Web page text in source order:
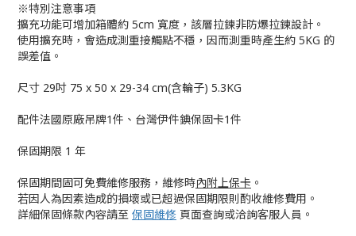
※特別注意事項
擴充功能可增加箱體約 5cm 寬度，該層拉鍊非防爆拉鍊設計。
使用擴充時，會造成測重接觸點不穩，因而測重時產生約 5KG 的
誤差值。
尺寸 29吋 75 x 50 x 29-34 cm(含輪子) 5.3KG
配件法國原廠吊牌1件、台灣伊件錪保固卡1件
保固期限 1 年
保固期間固可免費維修服務，維修時內附上保卡 。
若因人為因素造成的損壞或已超過保固期限則酌收維修費用。
詳細保固條款內容請至 保固維修 頁面查詢或洽詢客服人員。